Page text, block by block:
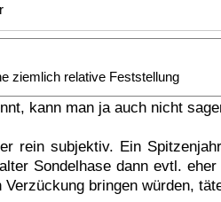
ziemlich relative Feststellung
kann man ja auch nicht
rein subjektiv. Ein
Sondelhase dann evtl.
bringen würden,